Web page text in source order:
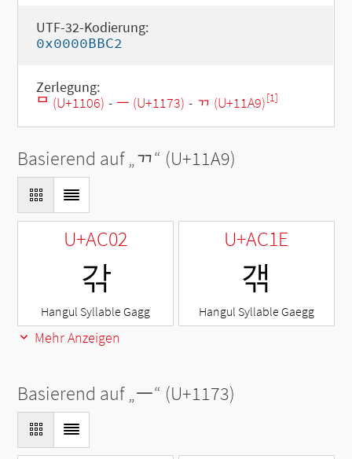
UTF-32-Kodierung:
0x0000BBC2
Zerlegung:
ᄆ (U+1106) - ᅳ (U+1173) - ᆩ (U+11A9)[1]
Basierend auf „ᆩ“ (U+11A9)
U+AC02
갂
Hangul Syllable Gagg
U+AC1E
갞
Hangul Syllable Gaegg
Mehr Anzeigen
Basierend auf „ᅳ“ (U+1173)